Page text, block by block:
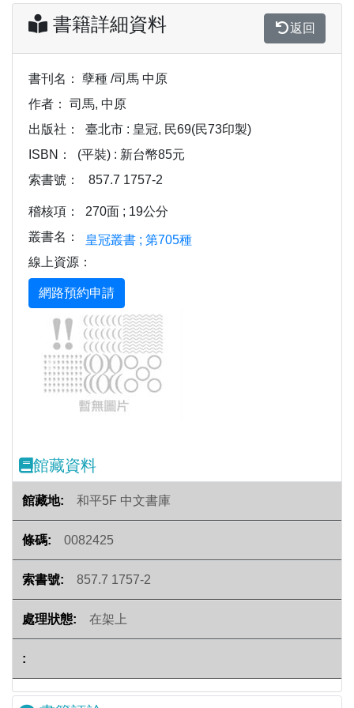
書籍詳細資料 返回
書刊名：
孽種 /司馬 中原
作者：
司馬, 中原
出版社：
臺北市 : 皇冠, 民69(民73印製)
ISBN：
(平裝) : 新台幣85元
索書號：
857.7 1757-2
稽核項：
270面 ; 19公分
叢書名：
皇冠叢書 ; 第705種
線上資源：
Previous
館藏資料
和平5F 中文書庫
0082425
857.7 1757-2
在架上